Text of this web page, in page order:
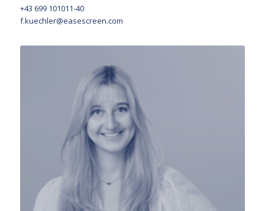
+43 699 101011-40
f.kuechler@easescreen.com